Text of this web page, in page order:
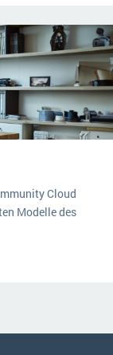
Cloud
Modelle des